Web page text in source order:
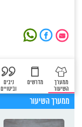
ממערך
השיעור
מדרשים
ניבים
וביטויים
ממערך השיעור